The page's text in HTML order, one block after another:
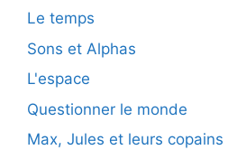
Le temps
Sons et Alphas
L'espace
Questionner le monde
Max, Jules et leurs copains